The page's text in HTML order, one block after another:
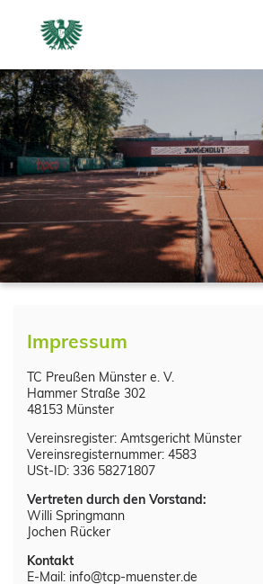
Aktuelles
Mannschaften
Mitgliedschaft
Sponsoren